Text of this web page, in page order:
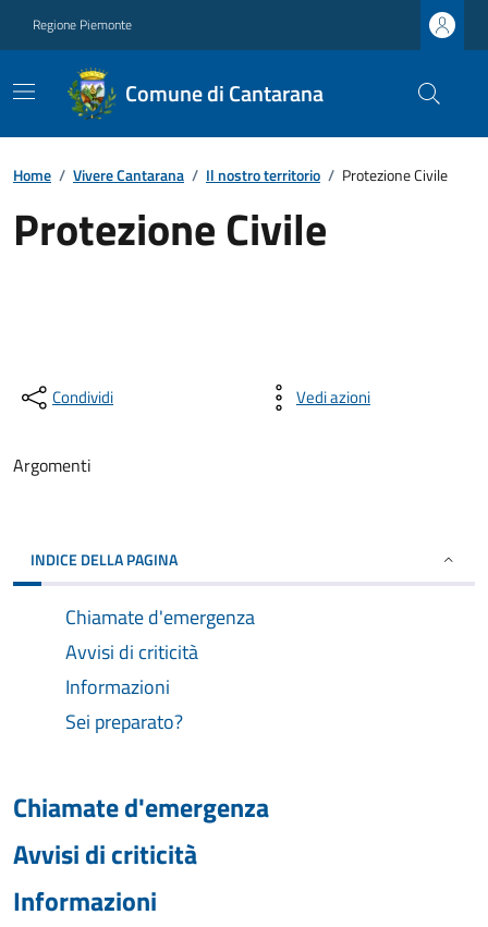
Regione Piemonte
Comune di Cantarana
Home / Vivere Cantarana / Il nostro territorio / Protezione Civile
Protezione Civile
Condividi Vedi azioni
Argomenti
INDICE DELLA PAGINA
Chiamate d'emergenza
Avvisi di criticità
Informazioni
Sei preparato?
Chiamate d'emergenza
Avvisi di criticità
Informazioni